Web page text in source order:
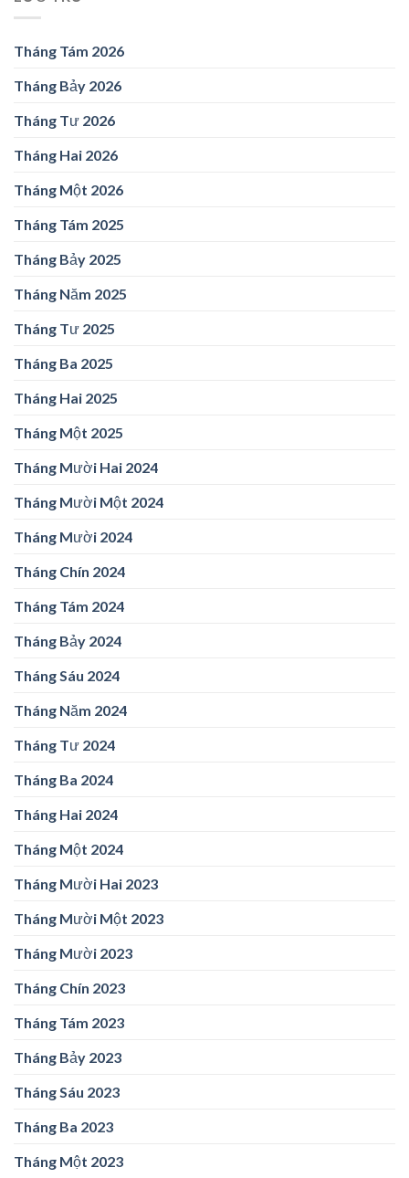
Tháng Tám 2026
Tháng Bảy 2026
Tháng Tư 2026
Tháng Hai 2026
Tháng Một 2026
Tháng Tám 2025
Tháng Bảy 2025
Tháng Năm 2025
Tháng Tư 2025
Tháng Ba 2025
Tháng Hai 2025
Tháng Một 2025
Tháng Mười Hai 2024
Tháng Mười Một 2024
Tháng Mười 2024
Tháng Chín 2024
Tháng Tám 2024
Tháng Bảy 2024
Tháng Sáu 2024
Tháng Năm 2024
Tháng Tư 2024
Tháng Ba 2024
Tháng Hai 2024
Tháng Một 2024
Tháng Mười Hai 2023
Tháng Mười Một 2023
Tháng Mười 2023
Tháng Chín 2023
Tháng Tám 2023
Tháng Bảy 2023
Tháng Sáu 2023
Tháng Ba 2023
Tháng Một 2023